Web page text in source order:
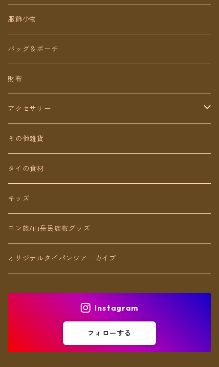
チェトオリジナル
ロング丈
ミディアム丈
ショート丈
Baby&Kids
トップス
ワンピース
パンツ
スカート
キッズ
服飾小物
バッグ＆ポーチ
財布
アクセサリー
ピアス（イヤリング）
ネックレス
リング
ブレスレット
アンクレット
その他雑貨
タイの食材
キッズ
モン族/山岳民族布グッズ
オリジナルタイパンツアーカイブ
Instagram
フォローする